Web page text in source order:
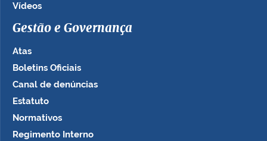
Vídeos
Gestão e Governança
Atas
Boletins Oficiais
Canal de denúncias
Estatuto
Normativos
Regimento Interno